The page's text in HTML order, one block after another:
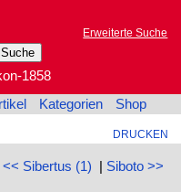
Erweiterte Suche
1858
Kategorien Shop
DRUCKEN
<< Sibertus (1) | Siboto >>